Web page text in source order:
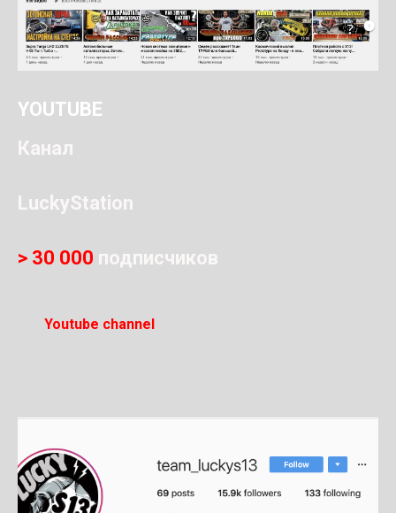
YOUTUBE
Канал
LuckyStation
> 30 000 подписчиков
Youtube channel